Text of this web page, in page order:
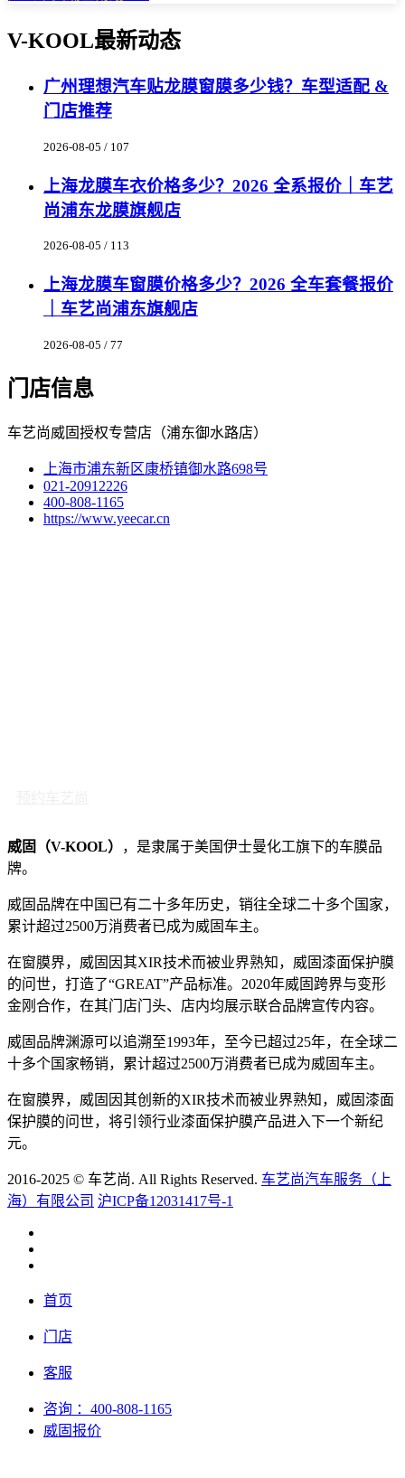
V-KOOL最新动态
广州理想汽车贴龙膜窗膜多少钱？车型适配 &
门店推荐
2026-08-05 / 107
上海龙膜车衣价格多少？2026 全系报价｜车艺
尚浦东龙膜旗舰店
2026-08-05 / 113
上海龙膜车窗膜价格多少？2026 全车套餐报价
｜车艺尚浦东旗舰店
2026-08-05 / 77
门店信息
车艺尚威固授权专营店（浦东御水路店）
上海市浦东新区康桥镇御水路698号
021-20912226
400-808-1165
https://www.yeecar.cn
威固（V-KOOL）
，是隶属于美国伊士曼化工旗下的车膜品
牌。
威固品牌在中国已有二十多年历史，销往全球二十多个国家，
累计超过2500万消费者已成为威固车主。
在窗膜界，威固因其XIR技术而被业界熟知，威固漆面保护膜
的问世，打造了“GREAT”产品标准。2020年威固跨界与变形
金刚合作，在其门店门头、店内均展示联合品牌宣传内容。
威固品牌渊源可以追溯至1993年，至今已超过25年，在全球二
十多个国家畅销，累计超过2500万消费者已成为威固车主。
在窗膜界，威固因其创新的XIR技术而被业界熟知，威固漆面
保护膜的问世，将引领行业漆面保护膜产品进入下一个新纪
元。
2016-2025 © 车艺尚. All Rights Reserved. 车艺尚汽车服务（上
海）有限公司 沪ICP备12031417号-1
首页
门店
客服
咨询 ：400-808-1165
威固报价